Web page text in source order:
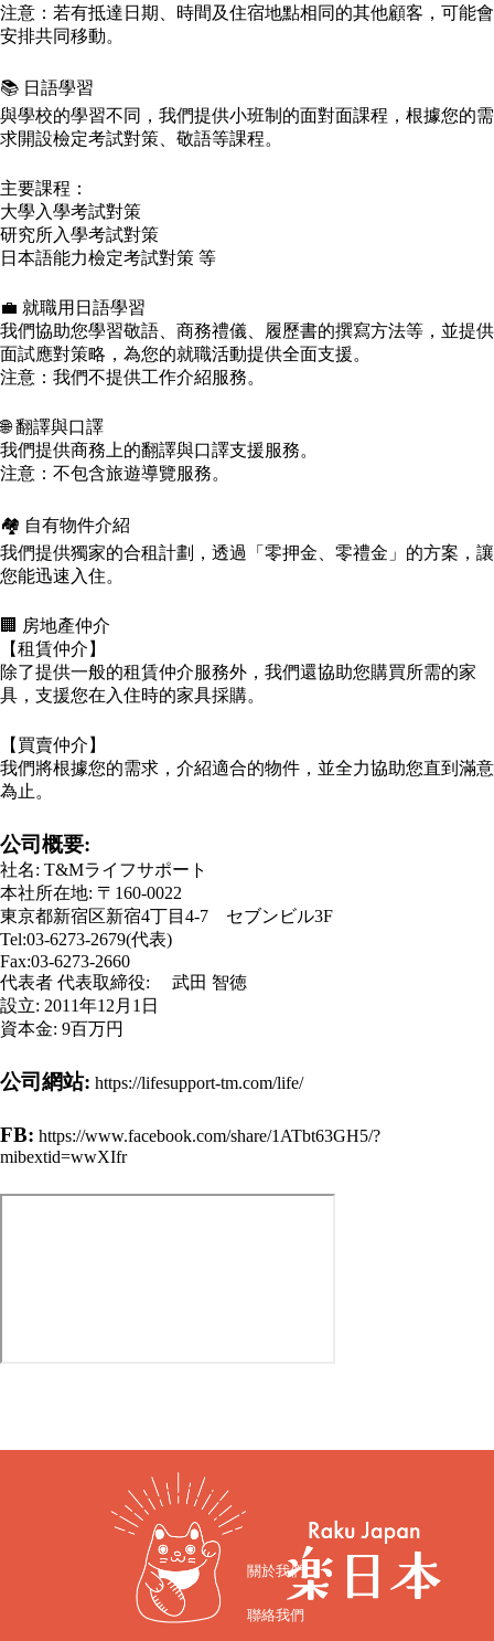
注意：​若有抵達日期、時間及住宿地點相同的其他顧客，可能會
安排共同移動。​
📚 日語學習
與學校的學習不同，​我們提供小班制的面對面課程，根據您的需
求開設檢定考試對策、敬語等課程。​
主要課程：
大學入學考試對策​
研究所入學考試對策​
日本語能力檢定考試對策 等​
💼 就職用日語學習
我們協助您學習敬語、商務禮儀、履歷書的撰寫方法等，並提供
面試應對策略，為您的就職活動提供全面支援。​
注意：​我們不提供工作介紹服務。​
🌐 翻譯與口譯
我們提供商務上的翻譯與口譯支援服務。​
注意：​不包含旅遊導覽服務。​
🏘️ 自有物件介紹
我們提供獨家的合租計劃，透過「零押金、零禮金」的方案，讓
您能迅速入住。​
🏢 房地產仲介
【租賃仲介】
除了提供一般的租賃仲介服務外，我們還協助您購買所需的家
具，支援您在入住時的家具採購。​
【買賣仲介】
我們將根據您的需求，介紹適合的物件，並全力協助您直到滿意
為止。
公司概要:
社名: T&Mライフサポート
本社所在地: 〒160-0022
東京都新宿区新宿4丁目4-7 セブンビル3F
Tel:03-6273-2679(代表)
Fax:03-6273-2660
代表者 代表取締役: 武田 智徳
設立: 2011年12月1日
資本金: 9百万円
公司網站: https://lifesupport-tm.com/life/
FB: https://www.facebook.com/share/1ATbt63GH5/?
mibextid=wwXIfr
關於我們
聯絡我們